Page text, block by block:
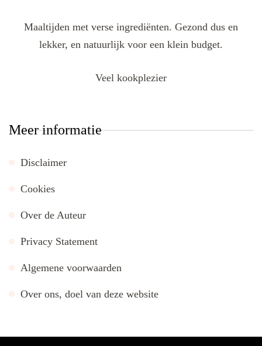
Maaltijden met verse ingrediënten. Gezond dus en
lekker, en natuurlijk voor een klein budget.
Veel kookplezier
Meer informatie
Disclaimer
Cookies
Over de Auteur
Privacy Statement
Algemene voorwaarden
Over ons, doel van deze website